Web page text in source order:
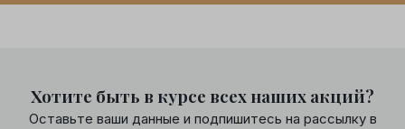
Хотите быть в курсе всех наших акций?
Оставьте ваши данные и подпишитесь на рассылку в